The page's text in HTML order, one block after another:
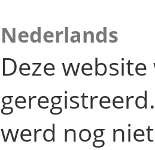
Nederlands
Deze
werd nog